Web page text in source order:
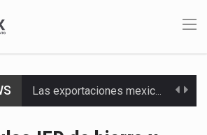
Las exportaciones mexicanas de vehículos ligeros disminuyeron 9.67 % en julio a tasa anual, alcanzando…